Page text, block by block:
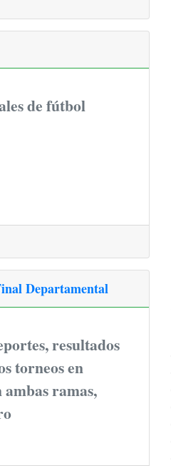
de fútbol
Departamental
resultados
torneos en
ramas,